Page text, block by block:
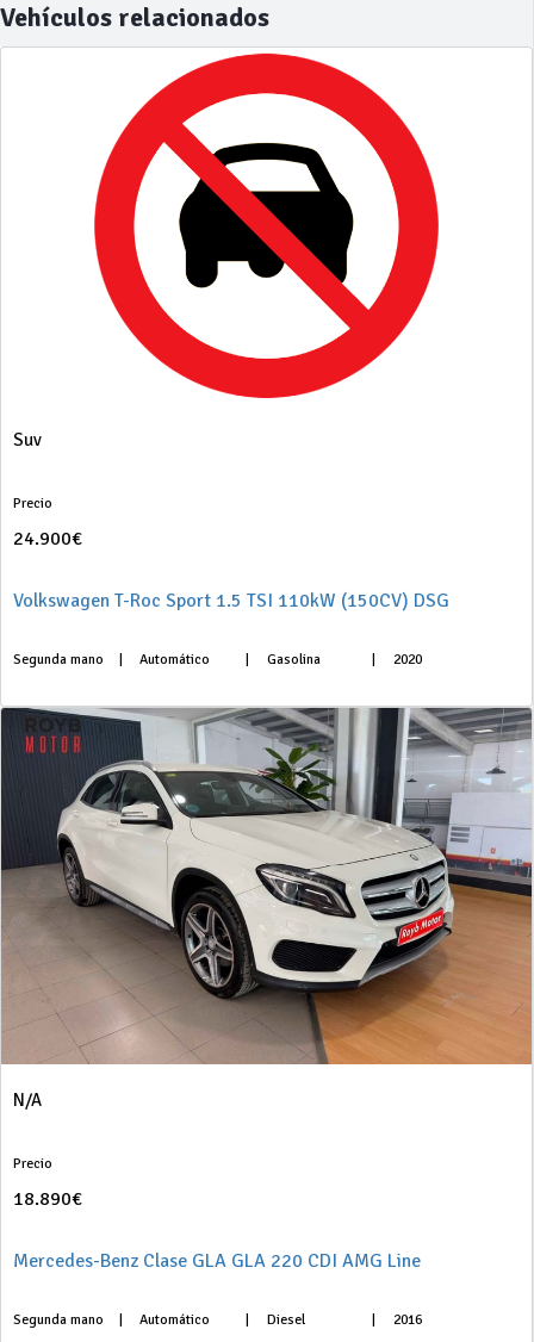
Vehículos relacionados
Suv
Precio
24.900€
Volkswagen T-Roc Sport 1.5 TSI 110kW (150CV) DSG
Segunda mano Automático Gasolina 2020
N/A
Precio
18.890€
Mercedes-Benz Clase GLA GLA 220 CDI AMG Line
Segunda mano Automático Diesel 2016